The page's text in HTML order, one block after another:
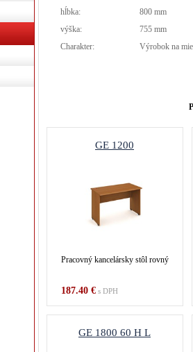
hĺbka:
800 mm
výška:
755 mm
Charakter:
Výrobok na
GE 1200
Pracovný kancelársky stôl rovný
187.40 €s DPH
GE 1800 60 H L